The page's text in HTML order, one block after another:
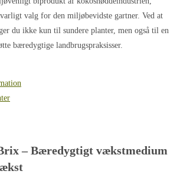
valg for den miljøbevidste gartner. Ved at
du ikke kun til sundere planter, men også til en
bæredygtige landbrugspraksisser.
– Bæredygtigt vækstmedium